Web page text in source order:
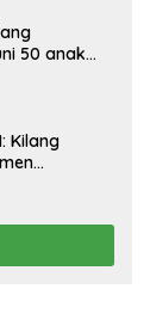
50 anak
Kilang